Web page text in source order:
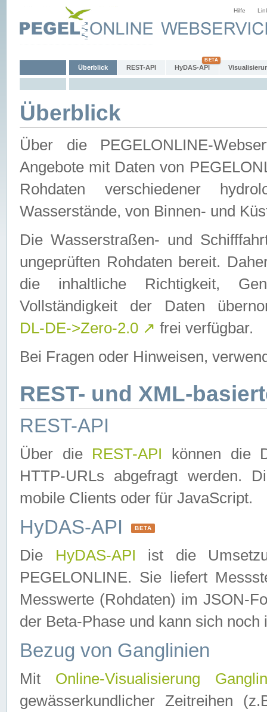
Hilfe
Überblick REST-API HyDAS-API
Überblick
Über die PEGELONLINE-
Angebote mit Daten von
Rohdaten verschiedener
Wasserstände, von Binnen- und
Die Wasserstraßen- und
ungeprüften Rohdaten bereit.
die inhaltliche Richtigkeit,
Vollständigkeit der Daten
DL-DE->Zero-2.0 ↗ frei verfügbar.
Bei Fragen oder Hinweisen,
REST- und XML-
REST-API
Über die REST-API können die
HTTP-URLs abgefragt werden.
mobile Clients oder für JavaScript.
HyDAS-API BETA
Die HyDAS-API ist die
PEGELONLINE. Sie liefert
Messwerte (Rohdaten) im JSON-
der Beta-Phase und kann sich noch
Bezug von Ganglinien
Mit Online-Visualisierung
gewässerkundlicher Zeitreihen